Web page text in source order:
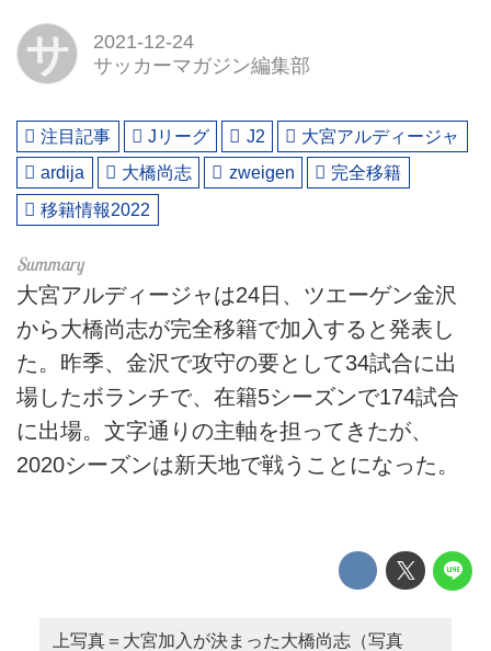
サ
2021-12-24
サッカーマガジン編集部
注目記事 Jリーグ J2
大宮アルディージャ
ardija
大橋尚志 zweigen
完全移籍
移籍情報2022
大宮アルディージャは24日、ツエーゲン金沢
から大橋尚志が完全移籍で加入すると発表し
た。昨季、金沢で攻守の要として34試合に出
場したボランチで、在籍5シーズンで174試合
に出場。文字通りの主軸を担ってきたが、
2020シーズンは新天地で戦うことになった。
上写真＝大宮加入が決まった大橋尚志（写真